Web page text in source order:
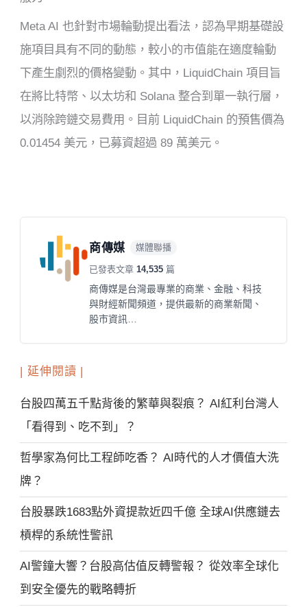
Meta AI 也針對市場輪動提出看法，認為早期基礎設
施項目具有不同的動態，較小的市值能在適度輪動
下產生劇烈的價格變動。其中，LiquidChain 項目旨
在將比特幣、以太坊和 Solana 整合到單一執行層，
以消除跨鏈交易費用。目前 LiquidChain 的預售價為
0.01454 美元，已募資超過 89 萬美元。
商傳媒 媒體聯播
已發表文章 14,535 篇
商傳媒是台灣最專業的商業、金融、科技
與財經新聞頻道，提供最新的商業新聞、
股市資訊…
| 延伸閱讀 |
台股四萬五千點背後的繁華與裂痕？ AI紅利台灣人
「看得到、吃不到」？
哲學家為何比工程師吃香？ AI時代的人才價值大洗
牌？
台股暴跌1683點外資提款近四千億 全球AI供應鏈去
槓桿的系統性警訊
AI警鐘大響？台股高估值反轉警報？ 從效率全球化
到安全優先的戰略轉折